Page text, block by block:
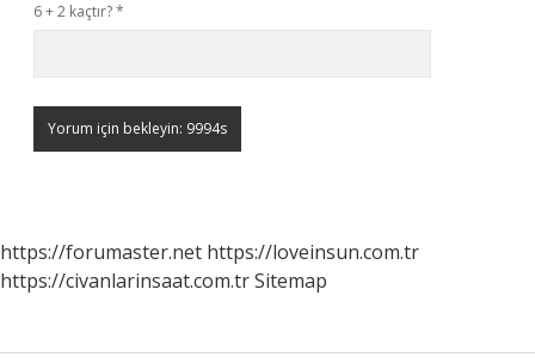
6 + 2 kaçtır?*
https://forumaster.net https://loveinsun.com.tr
https://civanlarinsaat.com.trSitemap